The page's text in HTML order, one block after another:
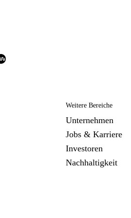
Weitere Bereiche
Unternehmen
Jobs & Karriere
Investoren
Nachhaltigkeit